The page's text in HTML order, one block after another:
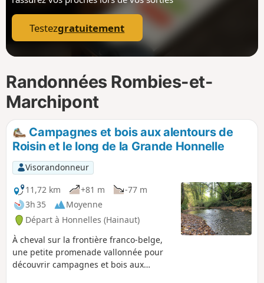
p
Testezgratuitement
Randonnées Rombies-et-
Marchipont
Campagnes et bois aux alentours de
Roisin et le long de la Grande Honnelle
Visorandonneur
11,72 km
+81 m
-77 m
3h 35
Moyenne
Départ à Honnelles (Hainaut)
À cheval sur la frontière franco-belge,
une petite promenade vallonnée pour
découvrir campagnes et bois aux